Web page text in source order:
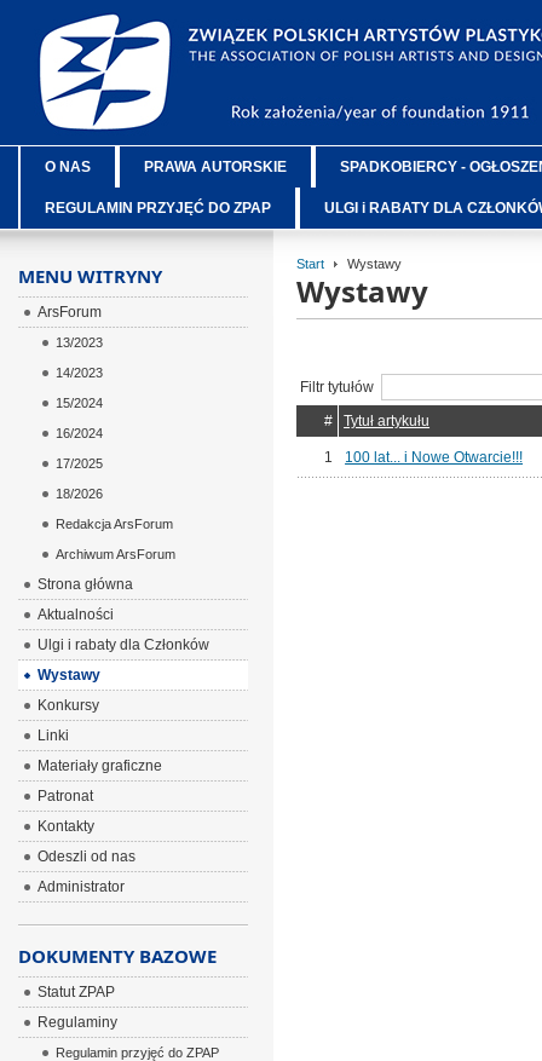
O NAS PRAWA AUTORSKIE SPADKOBIERCY -
REGULAMIN PRZYJĘĆ DO ZPAP ULGI i RABATY DLA
Start Wystawy
Wystawy
Filtr tytułów
#
Tytuł artykułu
1 100 lat... i Nowe Otwarcie!!!
MENU WITRYNY
ArsForum
13/2023
14/2023
15/2024
16/2024
17/2025
18/2026
Redakcja ArsForum
Archiwum ArsForum
Strona główna
Aktualności
Ulgi i rabaty dla Członków
Wystawy
Konkursy
Linki
Materiały graficzne
Patronat
Kontakty
Odeszli od nas
Administrator
DOKUMENTY BAZOWE
Statut ZPAP
Regulaminy
Regulamin przyjęć do ZPAP